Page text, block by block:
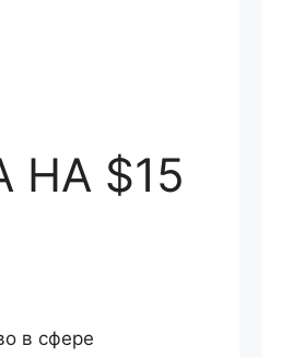
$15
в сфере